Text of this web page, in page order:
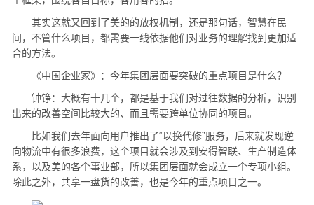
其实这就又回到了美的的放权机制，还是那句话，智慧在民
间，不管什么项目，都需要一线依据他们对业务的理解找到更加适
合的方法。
《中国企业家》：今年集团层面要突破的重点项目是什么？
钟铮：大概有十几个，都是基于我们对过往数据的分析，识别
出来的改善空间比较大的、而且需要跨单位协同的项目。
比如我们去年面向用户推出了“以换代修”服务，后来就发现逆
向物流中有很多浪费，这个项目就会涉及到安得智联、生产制造体
系，以及美的各个事业部，所以集团层面就会成立一个专项小组。
除此之外，共享一盘货的改善，也是今年的重点项目之一。